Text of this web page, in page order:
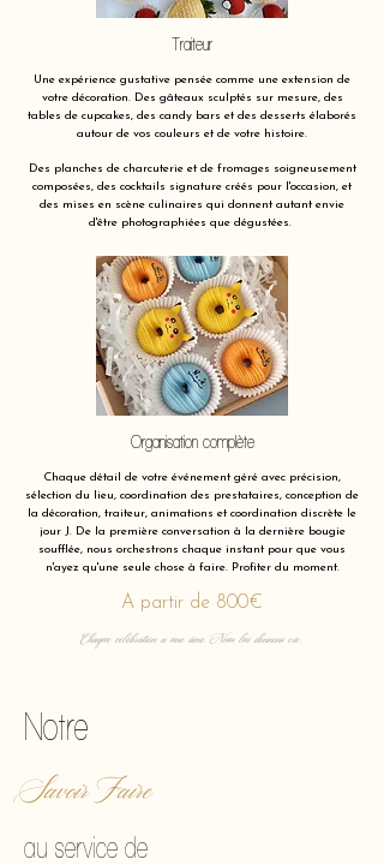
Traiteur
Une expérience gustative pensée comme une extension de
votre décoration. Des gâteaux sculptés sur mesure, des
tables de cupcakes, des candy bars et des desserts élaborés
autour de vos couleurs et de votre histoire.
Des planches de charcuterie et de fromages soigneusement
composées, des cocktails signature créés pour l'occasion, et
des mises en scène culinaires qui donnent autant envie
d'être photographiées que dégustées.
Organisation complète
Chaque détail de votre événement géré avec précision,
sélection du lieu, coordination des prestataires, conception de
la décoration, traiteur, animations et coordination discrète le
jour J. De la première conversation à la dernière bougie
soufflée, nous orchestrons chaque instant pour que vous
n'ayez qu'une seule chose à faire. Profiter du moment.
A partir de 800€
Chaque célébration a une âme. Nous lui donnons vie.
Notre
Savoir Faire
au service de